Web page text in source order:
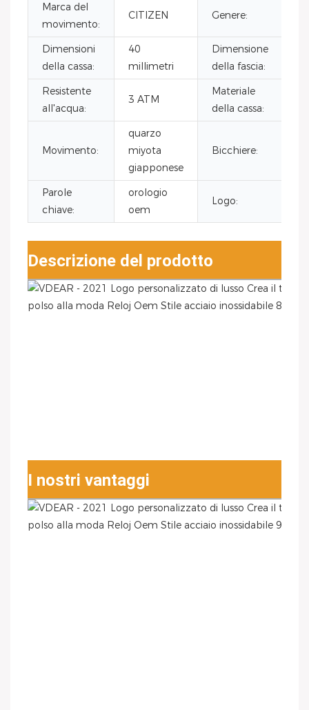
Marca del
movimento:
CITIZEN Genere:
Dimensioni
della cassa:
40
millimetri
Dimensione
della fascia:
Resistente
all'acqua:
3 ATM
Materiale
della cassa:
Movimento:
quarzo
miyota
giapponese
Bicchiere:
Parole
chiave:
orologio
oem
Logo:
Descrizione del prodotto
I nostri vantaggi